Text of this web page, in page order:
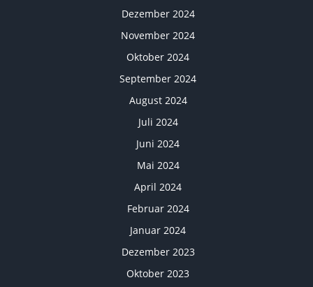
Dezember 2024
November 2024
Oktober 2024
September 2024
August 2024
Juli 2024
Juni 2024
Mai 2024
April 2024
Februar 2024
Januar 2024
Dezember 2023
Oktober 2023